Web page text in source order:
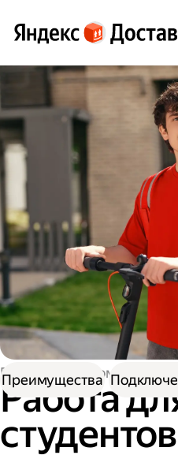
Работа курьером
Работа
Преимущества